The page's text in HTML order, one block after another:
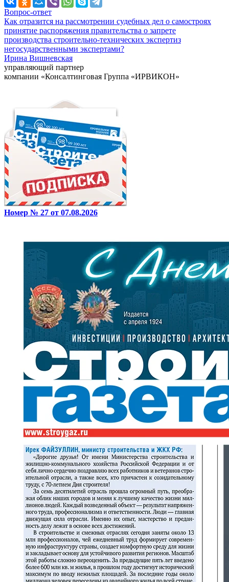
Вопрос-ответ
Как отразится на рассмотрении судебных дел о самостроях
принятие распоряжения правительства о запрете
производства строительно-технических экспертиз
негосударственными экспертами?
Ирина Вишневская
управляющий партнер
компании «Консалтинговая Группа «ИРВИКОН»
Номер № 27 от 07.08.2026